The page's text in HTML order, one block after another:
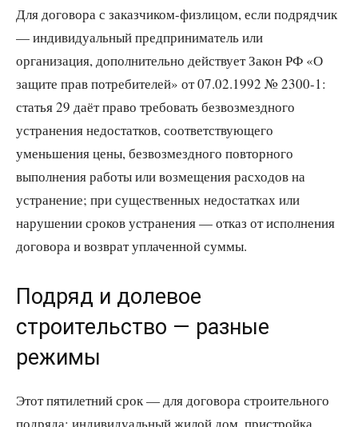
Для договора с заказчиком-физлицом, если подрядчик
— индивидуальный предприниматель или
организация, дополнительно действует Закон РФ «О
защите прав потребителей» от 07.02.1992 № 2300-1:
статья 29 даёт право требовать безвозмездного
устранения недостатков, соответствующего
уменьшения цены, безвозмездного повторного
выполнения работы или возмещения расходов на
устранение; при существенных недостатках или
нарушении сроков устранения — отказ от исполнения
договора и возврат уплаченной суммы.
Подряд и долевое
строительство — разные
режимы
Этот пятилетний срок — для договора строительного